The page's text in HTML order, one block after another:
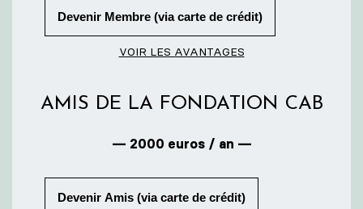
Devenir Membre (via carte de crédit)
VOIR LES AVANTAGES
AMIS DE LA FONDATION CAB
— 2000 euros / an —
Devenir Amis (via carte de crédit)